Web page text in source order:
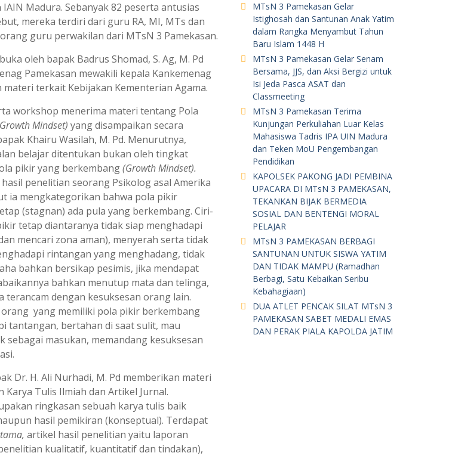
Madura. Sebanyak 82 peserta antusias
mereka terdiri dari guru RA, MI, MTs dan
guru perwakilan dari MTsN 3 Pamekasan.
oleh bapak Badrus Shomad, S. Ag, M. Pd
Pamekasan mewakili kepala Kankemenag
terkait Kebijakan Kementerian Agama.
workshop menerima materi tentang Pola
Mindset) yang disampaikan secara
Khairu Wasilah, M. Pd. Menurutnya,
belajar ditentukan bukan oleh tingkat
pikir yang berkembang(Growth Mindset).
penelitian seorang Psikolog asal Amerika
ia mengkategorikan bahwa pola pikir
(stagnan) ada pula yang berkembang. Ciri-
tetap diantaranya tidak siap menghadapi
mencari zona aman), menyerah serta tidak
rintangan yang menghadang, tidak
bahkan bersikap pesimis, jika mendapat
bahkan menutup mata dan telinga,
terancam dengan kesuksesan orang lain.
yang memiliki pola pikir berkembang
tantangan, bertahan di saat sulit, mau
sebagai masukan, memandang kesuksesan
Dr. H. Ali Nurhadi, M. Pd memberikan materi
Tulis Ilmiah dan Artikel Jurnal.
ringkasan sebuah karya tulis baik
hasil pemikiran (konseptual). Terdapat
artikel hasil penelitian yaitu laporan
kualitatif, kuantitatif dan tindakan),
MTsN 3 Pamekasan Gelar
Istighosah dan Santunan Anak Yatim
dalam Rangka Menyambut Tahun
Baru Islam 1448 H
MTsN 3 Pamekasan Gelar Senam
Bersama, JJS, dan Aksi Bergizi untuk
Isi Jeda Pasca ASAT dan
Classmeeting
MTsN 3 Pamekasan Terima
Kunjungan Perkuliahan Luar Kelas
Mahasiswa Tadris IPA UIN Madura
dan Teken MoU Pengembangan
Pendidikan
KAPOLSEK PAKONG JADI PEMBINA
UPACARA DI MTsN 3 PAMEKASAN,
TEKANKAN BIJAK BERMEDIA
SOSIAL DAN BENTENGI MORAL
PELAJAR
MTsN 3 PAMEKASAN BERBAGI
SANTUNAN UNTUK SISWA YATIM
DAN TIDAK MAMPU (Ramadhan
Berbagi, Satu Kebaikan Seribu
Kebahagiaan)
DUA ATLET PENCAK SILAT MTsN 3
PAMEKASAN SABET MEDALI EMAS
DAN PERAK PIALA KAPOLDA JATIM